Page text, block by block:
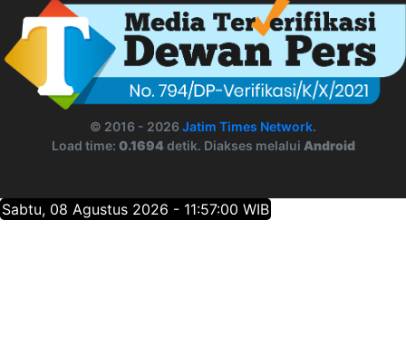
© 2016 - 2026 Jatim Times Network.
Load time: 0.1694detik. Diakses melalui Android
Sabtu, 08 Agustus 2026 - 11:57:01 WIB